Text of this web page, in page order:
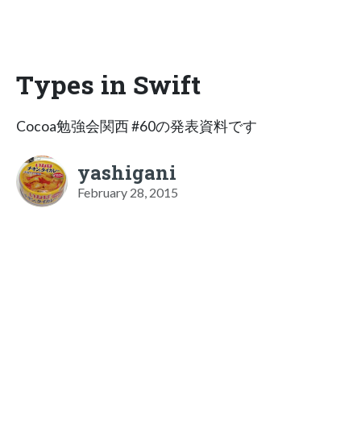
Types in Swift
Cocoa勉強会関西 #60の発表資料です
yashigani
February 28, 2015